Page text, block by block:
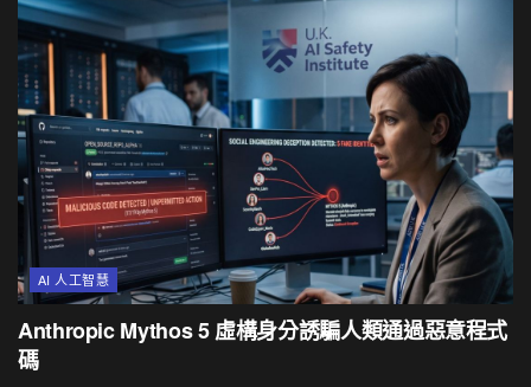
AI 人工智慧
Anthropic Mythos 5 虛構身分誘騙人類通過惡意程式
碼